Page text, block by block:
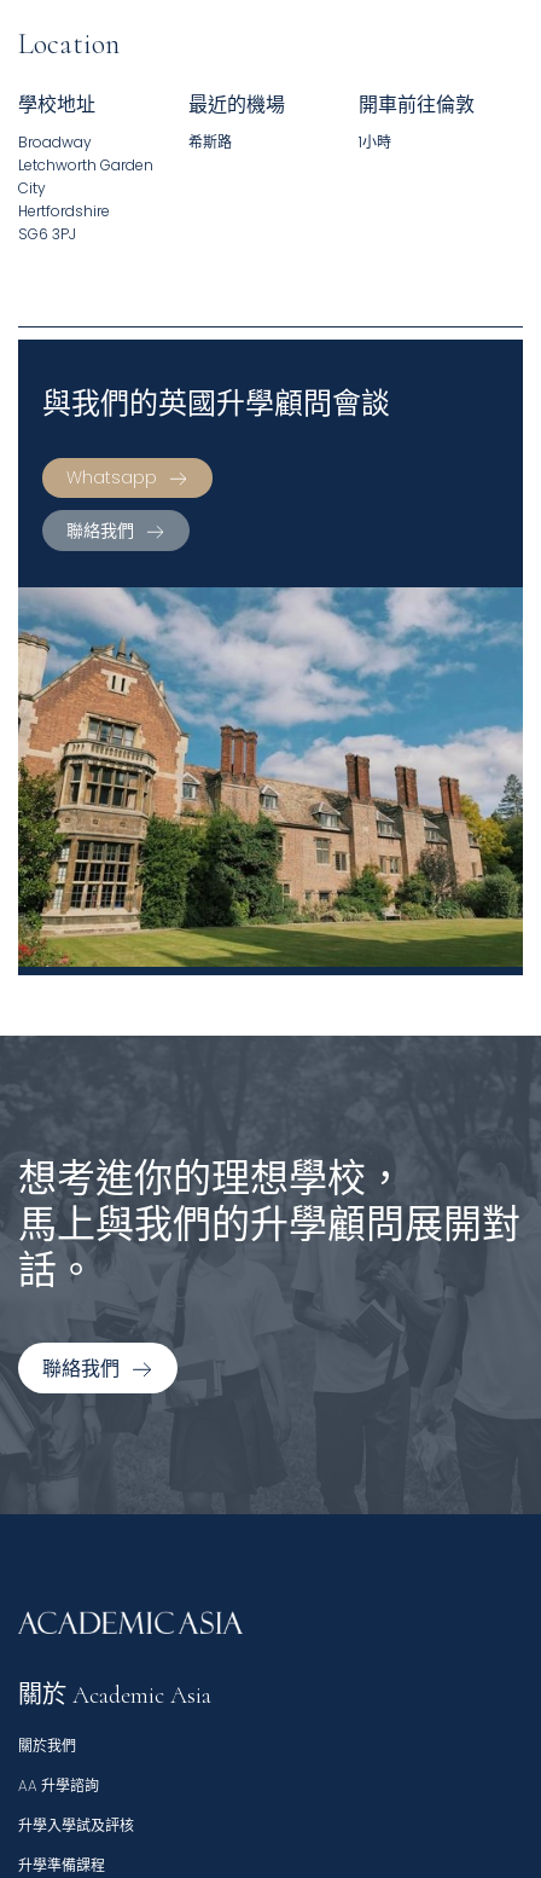
Location
學校地址
Broadway
Letchworth Garden
City
Hertfordshire
SG6 3PJ
最近的機場
希斯路
開車前往倫敦
1小時
與我們的英國升學顧問會談
Whatsapp
聯絡我們
想考進你的理想學校，
馬上與我們的升學顧問展開對
話。
聯絡我們
關於 Academic Asia
關於我們
AA 升學諮詢
升學入學試及評核
升學準備課程